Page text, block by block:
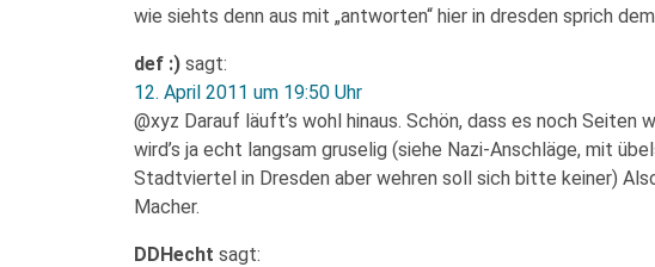
wie siehts denn aus mit „antworten“ hier in dresden sprich
def :) sagt:
12. April 2011 um 19:50 Uhr
@xyz Darauf läuft’s wohl hinaus. Schön, dass es noch Seiten
wird’s ja echt langsam gruselig (siehe Nazi-Anschläge, mit
Stadtviertel in Dresden aber wehren soll sich bitte keiner)
Macher.
DDHecht sagt: